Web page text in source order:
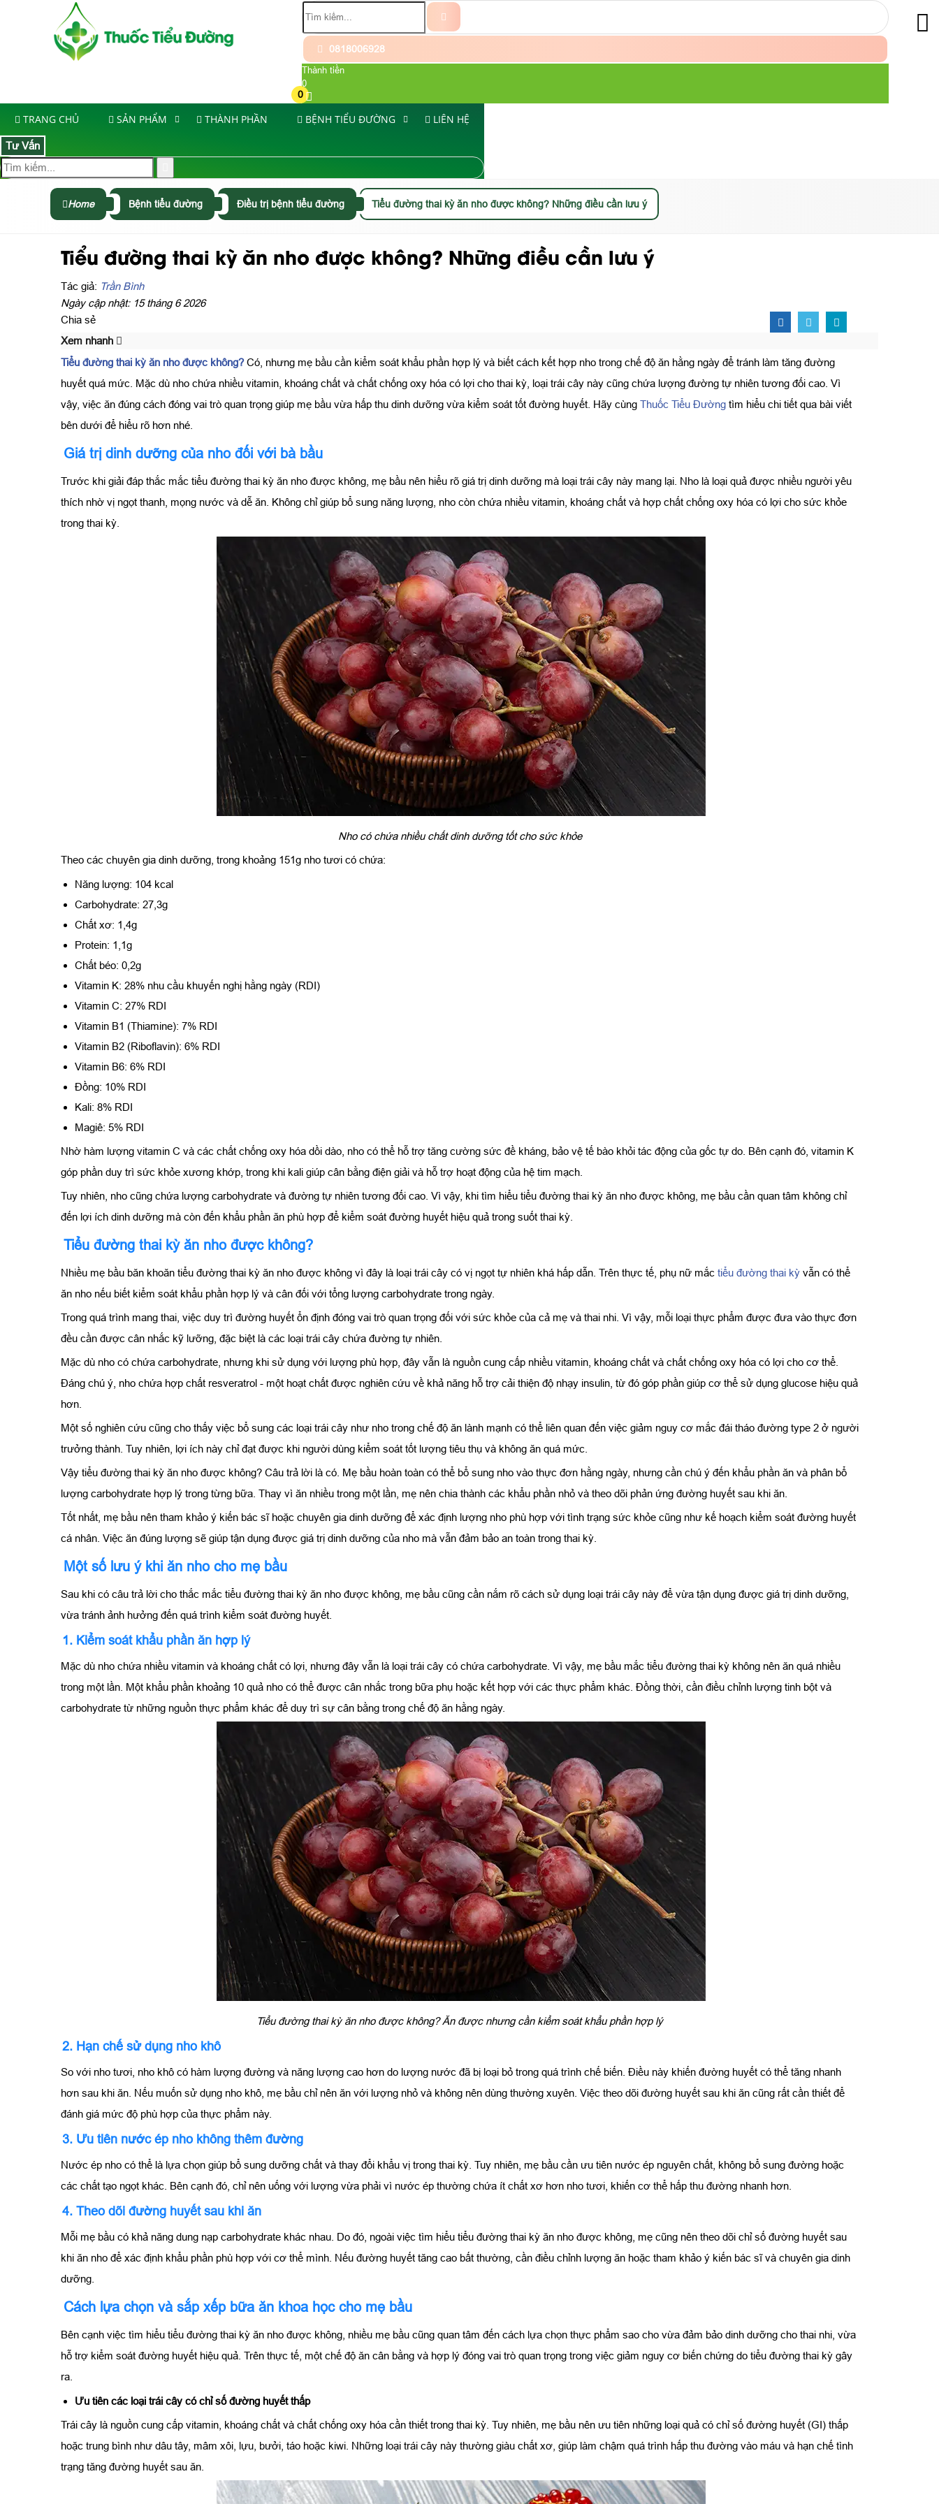
0818006928
Thành tiền
0
0
TRANG CHỦ SẢN PHẨM THÀNH PHẦN BỆNH TIỂU ĐƯỜNG LIÊN HỆ
Tư Vấn
Home Bệnh tiểu đường Điều trị bệnh tiểu đường Tiểu đường thai kỳ ăn nho được không? Những điều cần lưu ý
Tiểu đường thai kỳ ăn nho được không? Những điều cần lưu ý
Tác giả: Trần Bình
Ngày cập nhật: 15 tháng 6 2026
Chia sẻ
Xem nhanh
Tiểu đường thai kỳ ăn nho được không? Có, nhưng mẹ bầu cần kiểm soát khẩu phần hợp lý và biết cách kết hợp nho trong chế độ ăn hằng ngày để tránh làm tăng đường
huyết quá mức. Mặc dù nho chứa nhiều vitamin, khoáng chất và chất chống oxy hóa có lợi cho thai kỳ, loại trái cây này cũng chứa lượng đường tự nhiên tương đối cao. Vì
vậy, việc ăn đúng cách đóng vai trò quan trọng giúp mẹ bầu vừa hấp thu dinh dưỡng vừa kiểm soát tốt đường huyết. Hãy cùng Thuốc Tiểu Đường tìm hiểu chi tiết qua bài viết
bên dưới để hiểu rõ hơn nhé.
Giá trị dinh dưỡng của nho đối với bà bầu
Trước khi giải đáp thắc mắc tiểu đường thai kỳ ăn nho được không, mẹ bầu nên hiểu rõ giá trị dinh dưỡng mà loại trái cây này mang lại. Nho là loại quả được nhiều người yêu
thích nhờ vị ngọt thanh, mọng nước và dễ ăn. Không chỉ giúp bổ sung năng lượng, nho còn chứa nhiều vitamin, khoáng chất và hợp chất chống oxy hóa có lợi cho sức khỏe
trong thai kỳ.
Nho có chứa nhiều chất dinh dưỡng tốt cho sức khỏe
Theo các chuyên gia dinh dưỡng, trong khoảng 151g nho tươi có chứa:
Năng lượng: 104 kcal
Carbohydrate: 27,3g
Chất xơ: 1,4g
Protein: 1,1g
Chất béo: 0,2g
Vitamin K: 28% nhu cầu khuyến nghị hằng ngày (RDI)
Vitamin C: 27% RDI
Vitamin B1 (Thiamine): 7% RDI
Vitamin B2 (Riboflavin): 6% RDI
Vitamin B6: 6% RDI
Đồng: 10% RDI
Kali: 8% RDI
Magiê: 5% RDI
Nhờ hàm lượng vitamin C và các chất chống oxy hóa dồi dào, nho có thể hỗ trợ tăng cường sức đề kháng, bảo vệ tế bào khỏi tác động của gốc tự do. Bên cạnh đó, vitamin K
góp phần duy trì sức khỏe xương khớp, trong khi kali giúp cân bằng điện giải và hỗ trợ hoạt động của hệ tim mạch.
Tuy nhiên, nho cũng chứa lượng carbohydrate và đường tự nhiên tương đối cao. Vì vậy, khi tìm hiểu tiểu đường thai kỳ ăn nho được không, mẹ bầu cần quan tâm không chỉ
đến lợi ích dinh dưỡng mà còn đến khẩu phần ăn phù hợp để kiểm soát đường huyết hiệu quả trong suốt thai kỳ.
Tiểu đường thai kỳ ăn nho được không?
Nhiều mẹ bầu băn khoăn tiểu đường thai kỳ ăn nho được không vì đây là loại trái cây có vị ngọt tự nhiên khá hấp dẫn. Trên thực tế, phụ nữ mắc tiểu đường thai kỳ vẫn có thể
ăn nho nếu biết kiểm soát khẩu phần hợp lý và cân đối với tổng lượng carbohydrate trong ngày.
Trong quá trình mang thai, việc duy trì đường huyết ổn định đóng vai trò quan trọng đối với sức khỏe của cả mẹ và thai nhi. Vì vậy, mỗi loại thực phẩm được đưa vào thực đơn
đều cần được cân nhắc kỹ lưỡng, đặc biệt là các loại trái cây chứa đường tự nhiên.
Mặc dù nho có chứa carbohydrate, nhưng khi sử dụng với lượng phù hợp, đây vẫn là nguồn cung cấp nhiều vitamin, khoáng chất và chất chống oxy hóa có lợi cho cơ thể.
Đáng chú ý, nho chứa hợp chất resveratrol - một hoạt chất được nghiên cứu về khả năng hỗ trợ cải thiện độ nhạy insulin, từ đó góp phần giúp cơ thể sử dụng glucose hiệu quả
hơn.
Một số nghiên cứu cũng cho thấy việc bổ sung các loại trái cây như nho trong chế độ ăn lành mạnh có thể liên quan đến việc giảm nguy cơ mắc đái tháo đường type 2 ở người
trưởng thành. Tuy nhiên, lợi ích này chỉ đạt được khi người dùng kiểm soát tốt lượng tiêu thụ và không ăn quá mức.
Vậy tiểu đường thai kỳ ăn nho được không? Câu trả lời là có. Mẹ bầu hoàn toàn có thể bổ sung nho vào thực đơn hằng ngày, nhưng cần chú ý đến khẩu phần ăn và phân bổ
lượng carbohydrate hợp lý trong từng bữa. Thay vì ăn nhiều trong một lần, mẹ nên chia thành các khẩu phần nhỏ và theo dõi phản ứng đường huyết sau khi ăn.
Tốt nhất, mẹ bầu nên tham khảo ý kiến bác sĩ hoặc chuyên gia dinh dưỡng để xác định lượng nho phù hợp với tình trạng sức khỏe cũng như kế hoạch kiểm soát đường huyết
cá nhân. Việc ăn đúng lượng sẽ giúp tận dụng được giá trị dinh dưỡng của nho mà vẫn đảm bảo an toàn trong thai kỳ.
Một số lưu ý khi ăn nho cho mẹ bầu
Sau khi có câu trả lời cho thắc mắc tiểu đường thai kỳ ăn nho được không, mẹ bầu cũng cần nắm rõ cách sử dụng loại trái cây này để vừa tận dụng được giá trị dinh dưỡng,
vừa tránh ảnh hưởng đến quá trình kiểm soát đường huyết.
1. Kiểm soát khẩu phần ăn hợp lý
Mặc dù nho chứa nhiều vitamin và khoáng chất có lợi, nhưng đây vẫn là loại trái cây có chứa carbohydrate. Vì vậy, mẹ bầu mắc tiểu đường thai kỳ không nên ăn quá nhiều
trong một lần. Một khẩu phần khoảng 10 quả nho có thể được cân nhắc trong bữa phụ hoặc kết hợp với các thực phẩm khác. Đồng thời, cần điều chỉnh lượng tinh bột và
carbohydrate từ những nguồn thực phẩm khác để duy trì sự cân bằng trong chế độ ăn hằng ngày.
Tiểu đường thai kỳ ăn nho được không? Ăn được nhưng cần kiểm soát khẩu phần hợp lý
2. Hạn chế sử dụng nho khô
So với nho tươi, nho khô có hàm lượng đường và năng lượng cao hơn do lượng nước đã bị loại bỏ trong quá trình chế biến. Điều này khiến đường huyết có thể tăng nhanh
hơn sau khi ăn. Nếu muốn sử dụng nho khô, mẹ bầu chỉ nên ăn với lượng nhỏ và không nên dùng thường xuyên. Việc theo dõi đường huyết sau khi ăn cũng rất cần thiết để
đánh giá mức độ phù hợp của thực phẩm này.
3. Ưu tiên nước ép nho không thêm đường
Nước ép nho có thể là lựa chọn giúp bổ sung dưỡng chất và thay đổi khẩu vị trong thai kỳ. Tuy nhiên, mẹ bầu cần ưu tiên nước ép nguyên chất, không bổ sung đường hoặc
các chất tạo ngọt khác. Bên cạnh đó, chỉ nên uống với lượng vừa phải vì nước ép thường chứa ít chất xơ hơn nho tươi, khiến cơ thể hấp thu đường nhanh hơn.
4. Theo dõi đường huyết sau khi ăn
Mỗi mẹ bầu có khả năng dung nạp carbohydrate khác nhau. Do đó, ngoài việc tìm hiểu tiểu đường thai kỳ ăn nho được không, mẹ cũng nên theo dõi chỉ số đường huyết sau
khi ăn nho để xác định khẩu phần phù hợp với cơ thể mình. Nếu đường huyết tăng cao bất thường, cần điều chỉnh lượng ăn hoặc tham khảo ý kiến bác sĩ và chuyên gia dinh
dưỡng.
Cách lựa chọn và sắp xếp bữa ăn khoa học cho mẹ bầu
Bên cạnh việc tìm hiểu tiểu đường thai kỳ ăn nho được không, nhiều mẹ bầu cũng quan tâm đến cách lựa chọn thực phẩm sao cho vừa đảm bảo dinh dưỡng cho thai nhi, vừa
hỗ trợ kiểm soát đường huyết hiệu quả. Trên thực tế, một chế độ ăn cân bằng và hợp lý đóng vai trò quan trọng trong việc giảm nguy cơ biến chứng do tiểu đường thai kỳ gây
ra.
Ưu tiên các loại trái cây có chỉ số đường huyết thấp
Trái cây là nguồn cung cấp vitamin, khoáng chất và chất chống oxy hóa cần thiết trong thai kỳ. Tuy nhiên, mẹ bầu nên ưu tiên những loại quả có chỉ số đường huyết (GI) thấp
hoặc trung bình như dâu tây, mâm xôi, lựu, bưởi, táo hoặc kiwi. Những loại trái cây này thường giàu chất xơ, giúp làm chậm quá trình hấp thu đường vào máu và hạn chế tình
trạng tăng đường huyết sau ăn.